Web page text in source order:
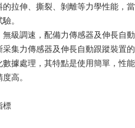
的拉伸、撕裂、剝離等力學性能，當
。
級調速，配備力傳感器及伸長自動
集力傳感器及伸長自動跟蹤裝置的
據處理，其特點是使用簡單，性能
高。
標